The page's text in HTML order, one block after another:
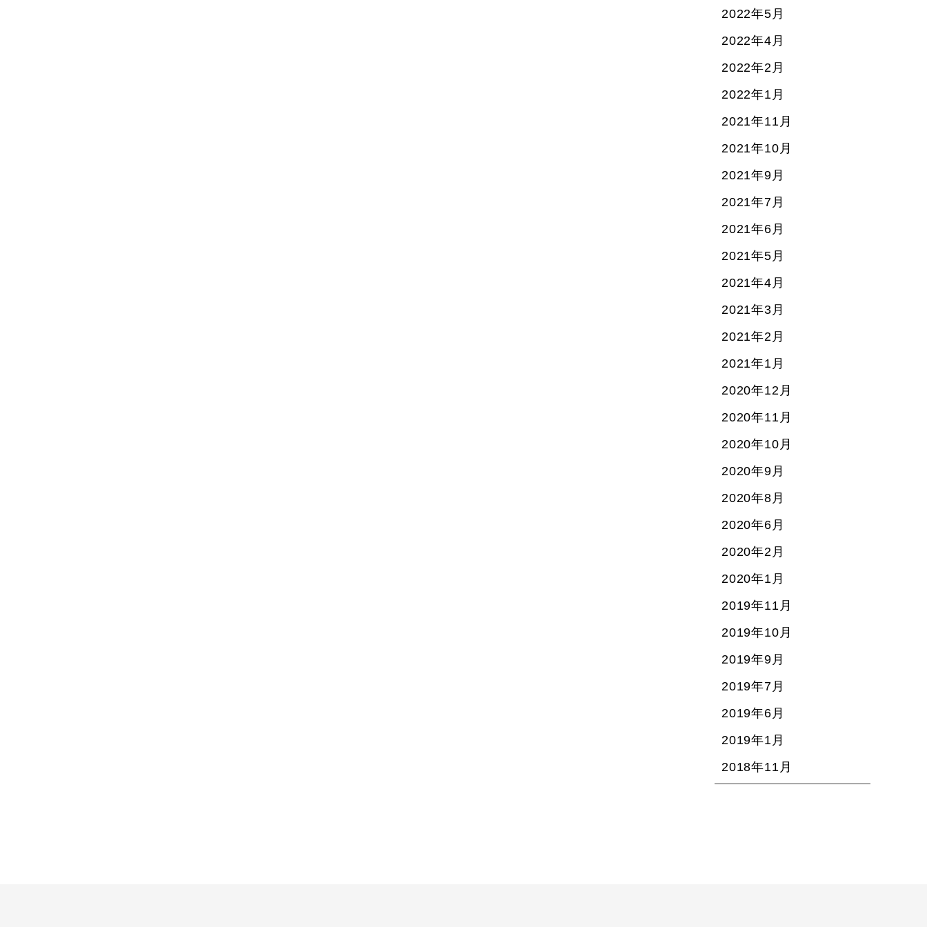
2022年5月
2022年4月
2022年2月
2022年1月
2021年11月
2021年10月
2021年9月
2021年7月
2021年6月
2021年5月
2021年4月
2021年3月
2021年2月
2021年1月
2020年12月
2020年11月
2020年10月
2020年9月
2020年8月
2020年6月
2020年2月
2020年1月
2019年11月
2019年10月
2019年9月
2019年7月
2019年6月
2019年1月
2018年11月